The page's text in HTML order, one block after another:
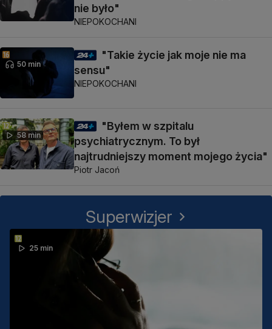
nie było"
NIEPOKOCHANI
50 min
"Takie życie jak moje nie ma
sensu"
NIEPOKOCHANI
58 min
"Byłem w szpitalu
psychiatrycznym. To był
najtrudniejszy moment mojego życia"
Piotr Jacoń
Superwizjer
25 min